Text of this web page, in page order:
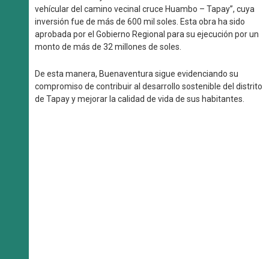
vehícular del camino vecinal cruce Huambo – Tapay”, cuya
inversión fue de más de 600 mil soles. Esta obra ha sido
aprobada por el Gobierno Regional para su ejecución por un
monto de más de 32 millones de soles.
De esta manera, Buenaventura sigue evidenciando su
compromiso de contribuir al desarrollo sostenible del distrito
de Tapay y mejorar la calidad de vida de sus habitantes.